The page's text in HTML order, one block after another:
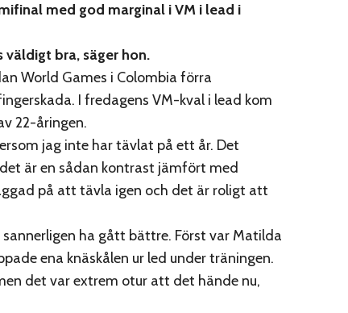
med god marginal i VM i lead i
väldigt bra, säger hon.
World Games i Colombia förra
I fredagens VM-kval i lead kom
22-åringen.
jag inte har tävlat på ett år. Det
är en sådan kontrast jämfört med
på att tävla igen och det är roligt att
ha gått bättre. Först var Matilda
ena knäskålen ur led under träningen.
det var extrem otur att det hände nu,